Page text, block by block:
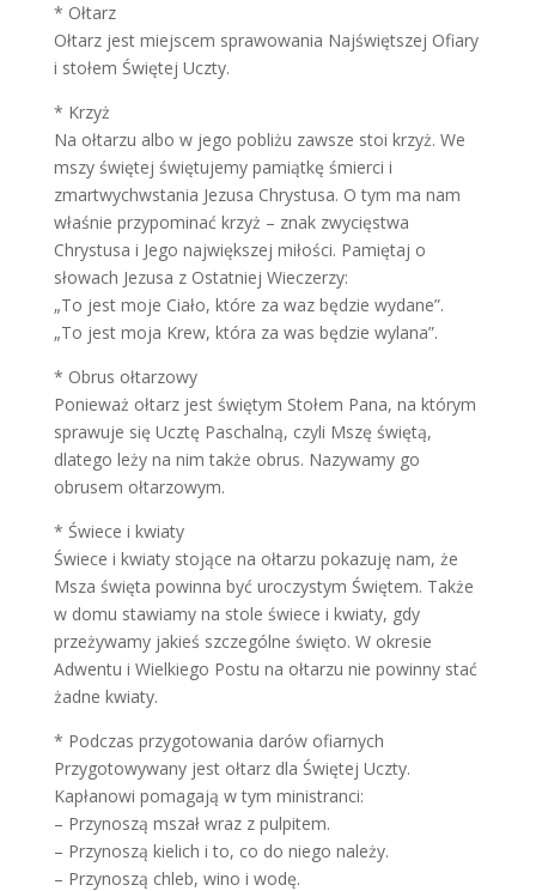
* Ołtarz
Ołtarz jest miejscem sprawowania Najświętszej Ofiary
i stołem Świętej Uczty.
* Krzyż
Na ołtarzu albo w jego pobliżu zawsze stoi krzyż. We
mszy świętej świętujemy pamiątkę śmierci i
zmartwychwstania Jezusa Chrystusa. O tym ma nam
właśnie przypominać krzyż – znak zwycięstwa
Chrystusa i Jego największej miłości. Pamiętaj o
słowach Jezusa z Ostatniej Wieczerzy:
„To jest moje Ciało, które za waz będzie wydane”.
„To jest moja Krew, która za was będzie wylana”.
* Obrus ołtarzowy
Ponieważ ołtarz jest świętym Stołem Pana, na którym
sprawuje się Ucztę Paschalną, czyli Mszę świętą,
dlatego leży na nim także obrus. Nazywamy go
obrusem ołtarzowym.
* Świece i kwiaty
Świece i kwiaty stojące na ołtarzu pokazuję nam, że
Msza święta powinna być uroczystym Świętem. Także
w domu stawiamy na stole świece i kwiaty, gdy
przeżywamy jakieś szczególne święto. W okresie
Adwentu i Wielkiego Postu na ołtarzu nie powinny stać
żadne kwiaty.
* Podczas przygotowania darów ofiarnych
Przygotowywany jest ołtarz dla Świętej Uczty.
Kapłanowi pomagają w tym ministranci:
– Przynoszą mszał wraz z pulpitem.
– Przynoszą kielich i to, co do niego należy.
– Przynoszą chleb, wino i wodę.